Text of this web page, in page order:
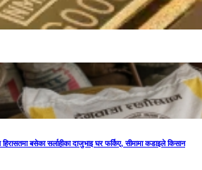
बसेका सर्लाहीका दाजुभाइ घर फर्किए, सीमामा कडाइले किसान